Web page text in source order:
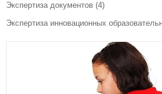
Экспертиза документов (4)
Экспертиза инновационных